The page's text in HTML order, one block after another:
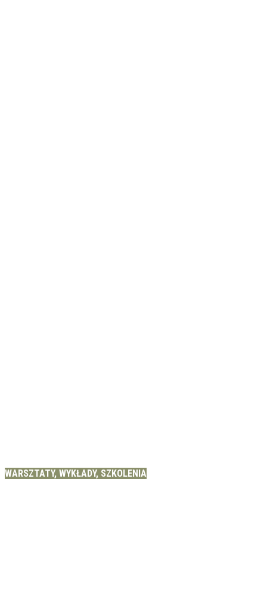
WARSZTATY, WYKŁADY, SZKOLENIA